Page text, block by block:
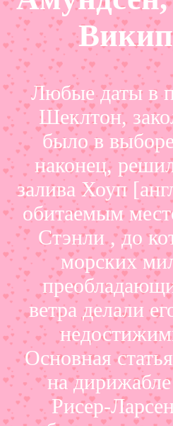
Любые даты в
Шеклтон,
было в
наконец,
залива Хоуп
обитаемым
Стэнли , до
морских
ветра делали
Основная
на
Рисер-